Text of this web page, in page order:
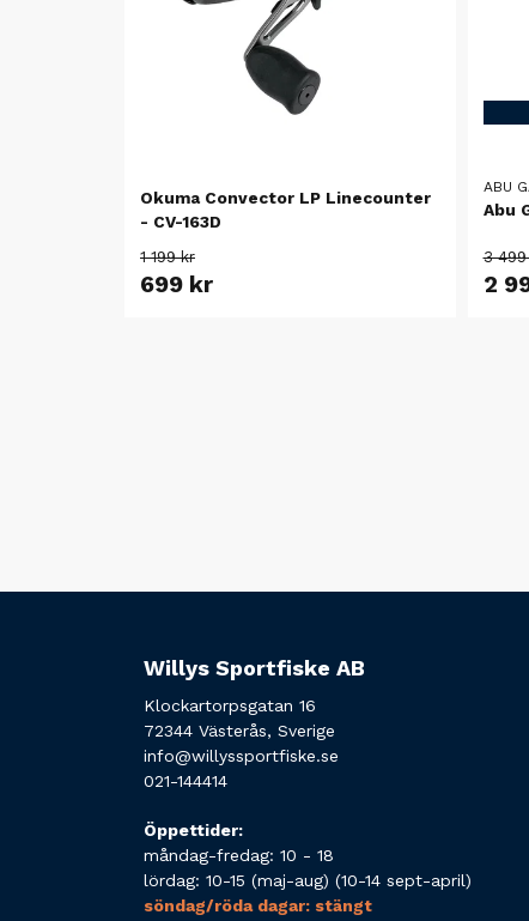
Okuma Convector LP Linecounter
- CV-163D
1 199 kr
699 kr
ABU
Abu
3 499
2
Willys Sportfiske AB
Klockartorpsgatan 16
72344 Västerås, Sverige
info@willyssportfiske.se
021-144414
Öppettider:
måndag-fredag: 10 - 18
lördag: 10-15 (maj-aug) (10-14 sept-april)
söndag/röda dagar: stängt